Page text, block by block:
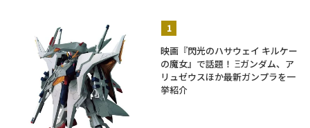
映画『閃光のハサウェイ キルケー
の魔女』で話題！ Ξガンダム、ア
リュゼウスほか最新ガンプラを一
挙紹介